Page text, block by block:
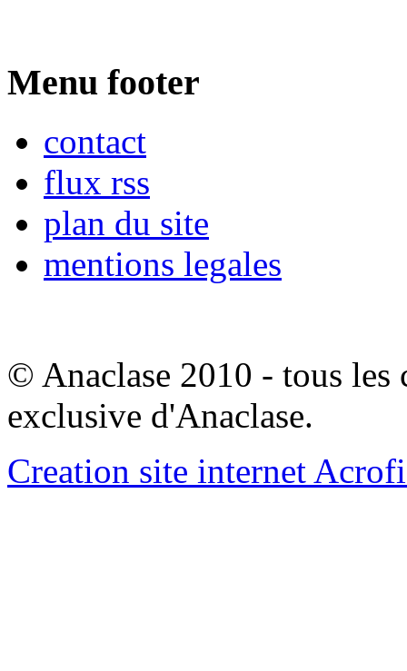
Menu footer
contact
flux rss
plan du site
mentions legales
© Anaclase 2010 - tous les
exclusive d'Anaclase.
Creation site internet